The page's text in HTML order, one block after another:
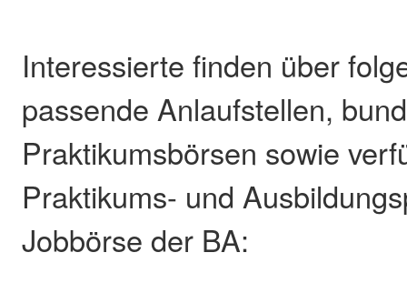
Interessierte finden über
passende Anlaufstellen,
Praktikumsbörsen sowie
Praktikums- und
Jobbörse der BA: